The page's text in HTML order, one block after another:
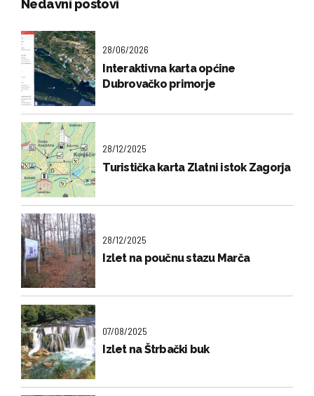
Nedavni postovi
28/06/2026
Interaktivna karta općine
Dubrovačko primorje
28/12/2025
Turistička karta Zlatni istok Zagorja
28/12/2025
Izlet na poučnu stazu Marča
07/08/2025
Izlet na Štrbački buk